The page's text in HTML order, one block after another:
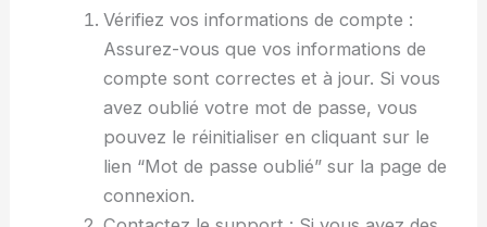
Vérifiez vos informations de compte :
Assurez-vous que vos informations de
compte sont correctes et à jour. Si vous
avez oublié votre mot de passe, vous
pouvez le réinitialiser en cliquant sur le
lien “Mot de passe oublié” sur la page de
connexion.